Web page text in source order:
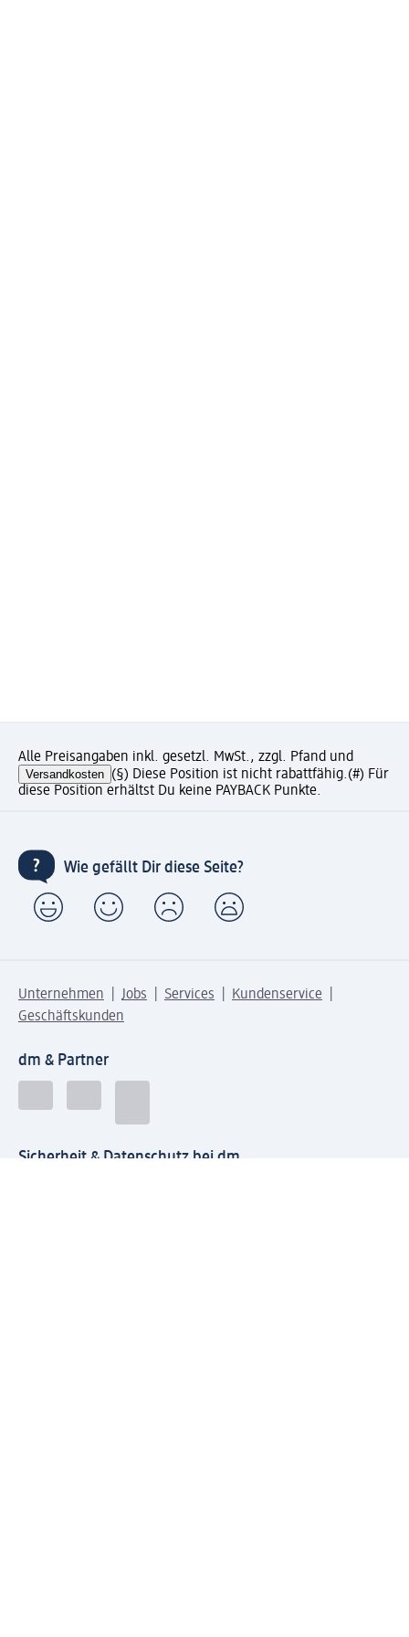
Alle Preisangaben inkl. gesetzl. MwSt., zzgl. Pfand und
Versandkosten (§) Diese Position ist nicht rabattfähig.(#) Für
diese Position erhältst Du keine PAYBACK Punkte.
Wie gefällt Dir diese Seite?
Unternehmen Jobs Services
Kundenservice
Geschäftskunden
dm & Partner
Sicherheit & Datenschutz bei dm